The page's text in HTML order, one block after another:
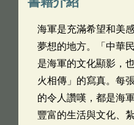
海軍是充滿希望和美
夢想的地方。「中華
是海軍的文化顯影，
火相傳」的寫真。每
的令人讚嘆，都是海
豐富的生活與文化、